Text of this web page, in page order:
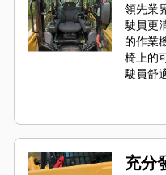
領先業
駛員更
的作業
椅上的
駛員舒
充分